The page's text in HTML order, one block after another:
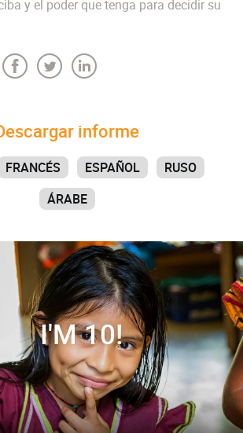
y el poder que tenga para decidir su
informe
FRANCÉS ESPAÑOL
RUSO
ÁRABE
I'M 10!